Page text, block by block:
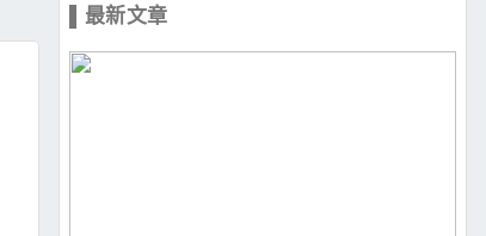
▌最新文章